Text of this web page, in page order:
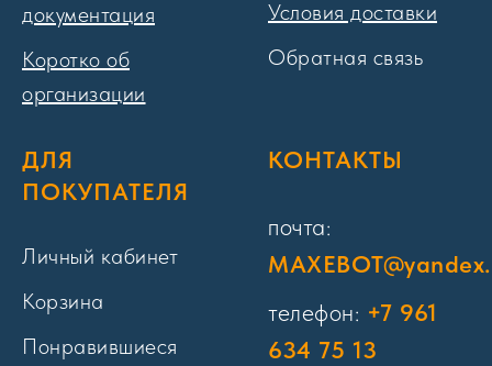
документация
Коротко об
организации
Условия доставки
Обратная связь
ДЛЯ
ПОКУПАТЕЛЯ
Личный кабинет
Корзина
Понравившиеся
КОНТАКТЫ
почта:
телефон: +7 961
634 75 13